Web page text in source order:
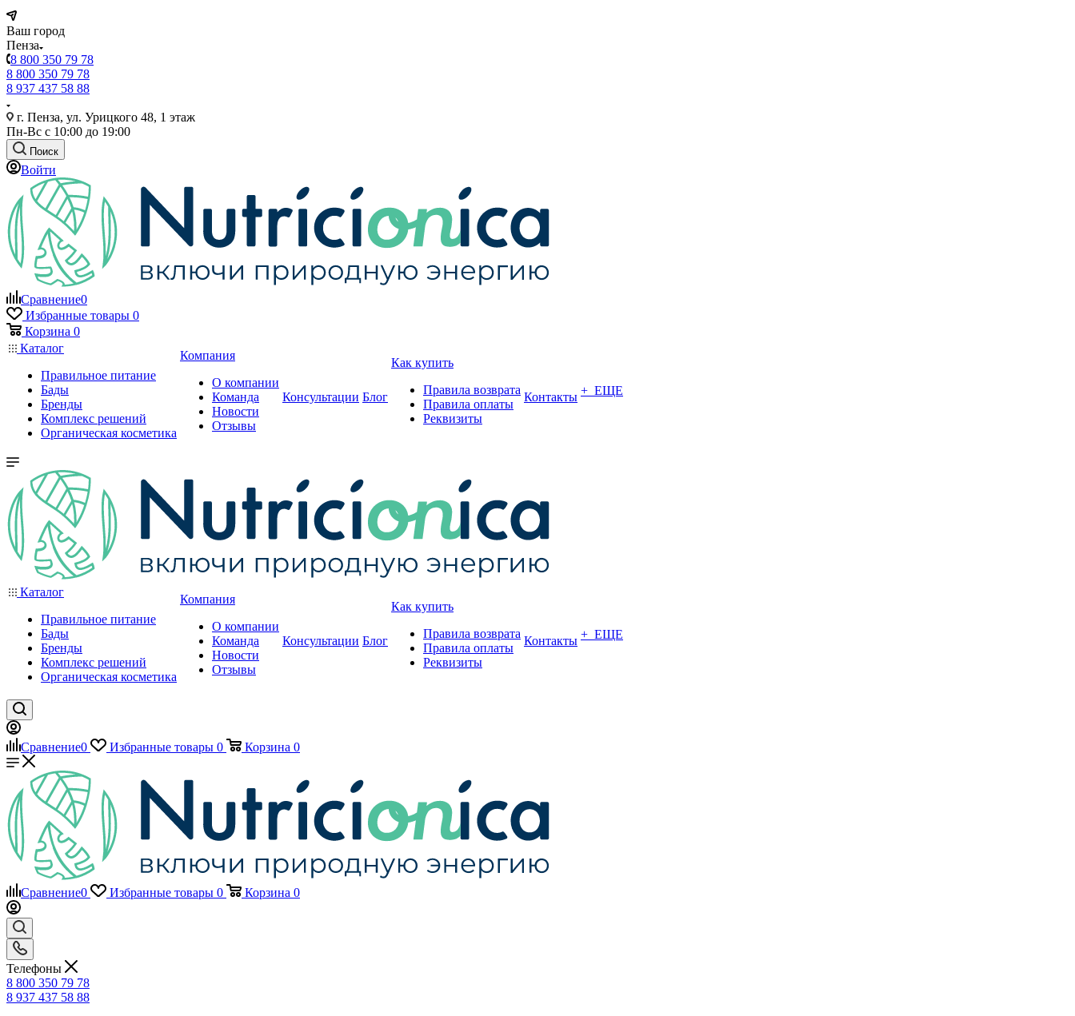
Ваш город
Пенза
8 800 350 79 78
8 800 350 79 78
8 937 437 58 88
г. Пенза, ул. Урицкого 48, 1 этаж
Пн-Вс с 10:00 до 19:00
Поиск
Войти
Сравнение0
Избранные товары 0
Корзина 0
Каталог
Правильное питание
Бады
Бренды
Комплекс решений
Органическая косметика
Компания
О компании
Команда
Новости
Отзывы
Консультации Блог
Как купить
Правила возврата
Правила оплаты
Реквизиты
Контакты + ЕЩЕ
Каталог
Правильное питание
Бады
Бренды
Комплекс решений
Органическая косметика
Компания
О компании
Команда
Новости
Отзывы
Консультации Блог
Как купить
Правила возврата
Правила оплаты
Реквизиты
Контакты + ЕЩЕ
Сравнение0 Избранные товары 0 Корзина 0
Сравнение0 Избранные товары 0 Корзина 0
Телефоны
8 800 350 79 78
8 937 437 58 88